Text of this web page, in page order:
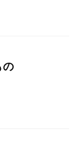
の